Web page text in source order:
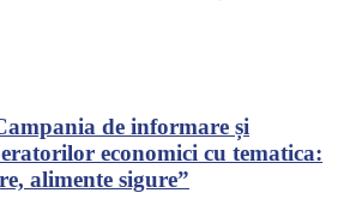
de informare și
economici cu tematica:
alimente sigure”